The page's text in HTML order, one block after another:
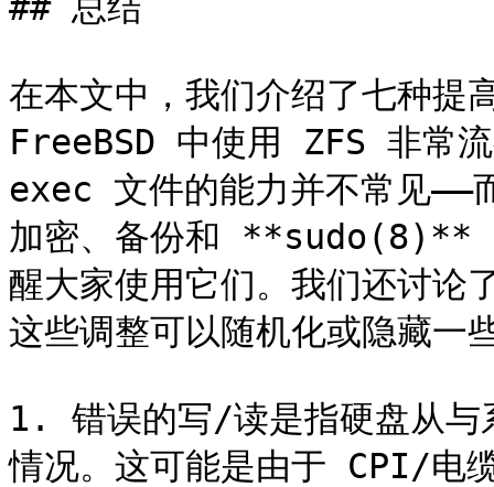
在本文中，我们介绍了七种
FreeBSD 中使用 ZFS 非常
exec 文件的能力并不常见——
加密、备份和 **sudo(8)**
醒大家使用它们。我们还讨
这些调整可以随机化或隐藏一
1. 错误的写/读是指硬盘从与
情况。这可能是由于 CPI/电